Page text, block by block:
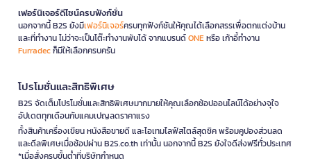
เฟอร์นิเจอร์ดีไซน์ครบฟังก์ชั่น
นอกจากนี้ B2S ยังมีเฟอร์นิเจอร์ครบทุกฟังก์ชันให้คุณได้เลือกสรรเพื่อตกแต่งบ้าน
และที่ทำงาน ไม่ว่าจะเป็นโต๊ะทำงานพับได้ จากแบรนด์ONEหรือ เก้าอี้ทำงาน
Furradecก็มีให้เลือกครบครัน
โปรโมชั่นและสิทธิพิเศษ
B2S จัดเต็มโปรโมชั่นและสิทธิพิเศษมากมายให้คุณเลือกช้อปออนไลน์ได้อย่างจุใจ
อัปเดตทุกเดือนกับแคมเปญลดราคาแรง
ทั้งสินค้าเครื่องเขียน หนังสือขายดี และไอเทมไลฟ์สไตล์สุดชิค พร้อมคูปองส่วนลด
และดีลพิเศษเมื่อช้อปผ่าน B2S.co.th เท่านั้น นอกจากนี้ B2S ยังใจดีส่งฟรีทั่วประเทศ
*เมื่อสั่งครบขั้นต่ำที่บริษัทกำหนด